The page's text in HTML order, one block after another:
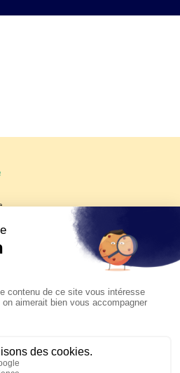
reportages d'été 2026 de KTO
pastorale du pape Léon
Assise à suivre sur KTO le
6 août
en Uruguay, Argentine et
du 6 au 17 novembre 2026